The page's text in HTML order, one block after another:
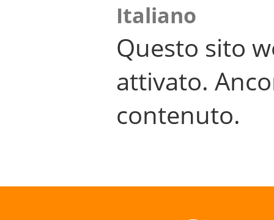
Italiano
Questo sito
attivato.
contenuto.